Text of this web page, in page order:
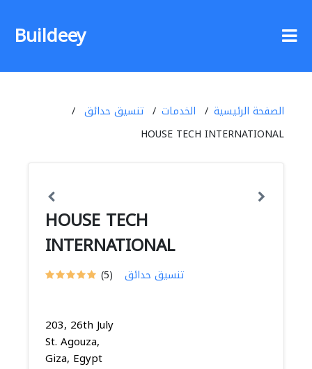
Buildeey
الصفحة الرئيسية الخدمات
تنسيق حدائق
HOUSE TECH INTERNATIONAL
HOUSE TECH
INTERNATIONAL
(5) تنسيق حدائق
203, 26th July
St. Agouza,
Giza, Egypt